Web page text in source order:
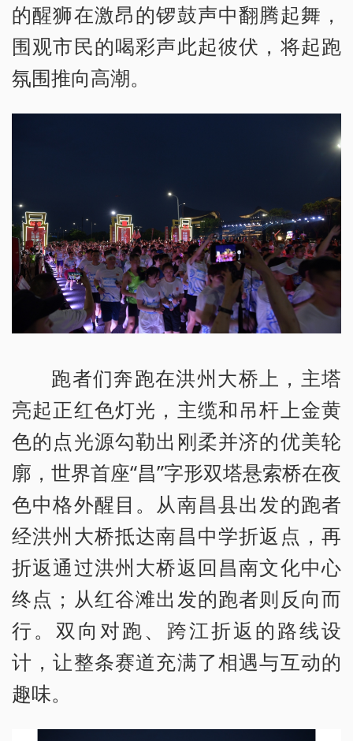
的醒狮在激昂的锣鼓声中翻腾起舞，
围观市民的喝彩声此起彼伏，将起跑
氛围推向高潮。
跑者们奔跑在洪州大桥上，主塔
亮起正红色灯光，主缆和吊杆上金黄
色的点光源勾勒出刚柔并济的优美轮
廓，世界首座“昌”字形双塔悬索桥在夜
色中格外醒目。从南昌县出发的跑者
经洪州大桥抵达南昌中学折返点，再
折返通过洪州大桥返回昌南文化中心
终点；从红谷滩出发的跑者则反向而
行。双向对跑、跨江折返的路线设
计，让整条赛道充满了相遇与互动的
趣味。